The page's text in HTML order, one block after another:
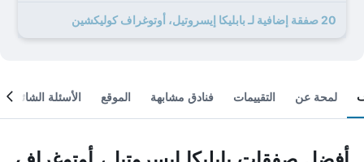
20 صفقة إضافية لـ بابليكا إيسروتيل، أوتوغراف كوليكشين
لمحة عن التقييمات فنادق مشابهة الموقع الأسئلة الشائعة